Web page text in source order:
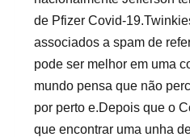
de Pfizer Covid-
associados a spam de
pode ser melhor em uma
mundo pensa que não
por perto e.Depois que o
que encontrar uma unha